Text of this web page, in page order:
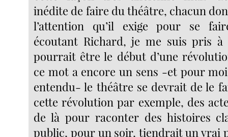
inédite de faire du théâtre, chacun
l’attention qu’il exige pour se
écoutant Richard, je me suis pris
pourrait être le début d’une
ce mot a encore un sens -et pour
entendu- le théâtre se devrait de le
cette révolution par exemple, des
de là pour raconter des histoires
public, pour un soir, tiendrait un vrai